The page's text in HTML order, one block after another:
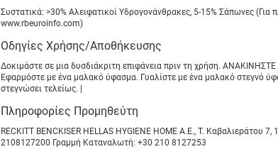
Συστατικά: >30% Αλειφατικοί Υδρογονάνθρακες, 5-15% Σάπωνες (Για
www.rbeuroinfo.com)
Οδηγίες Χρήσης/Αποθήκευσης
Δοκιμάστε σε μια δυσδιάκριτη επιφάνεια πριν τη χρήση.
Εφαρμόστε με ένα μαλακό ύφασμα. Γυαλίστε με ένα μαλακό στεγνό
στεγνώσει τελείως. |
Πληροφορίες Προμηθεύτη
RECKITT BENCKISER HELLAS HYGIENE HOME A.E., Τ. Καβαλιεράτου
2108127200 Γραμμή Καταναλωτή: +30 210 8127253